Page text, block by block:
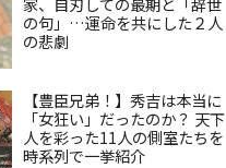
の句」…運命を共にした２人
の悲劇
【豊臣兄弟！】秀吉は本当に
「女狂い」だったのか？ 天下
人を彩った11人の側室たちを
時系列で一挙紹介